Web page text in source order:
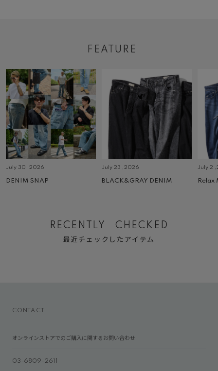
FEATURE
July 30 ,2026
DENIM SNAP
July 23 ,2026
BLACK&GRAY DENIM
July 2
Relax
RECENTLY CHECKED
最近チェックしたアイテム
CONTACT
オンラインストアでのご購入に関するお問い合わせ
03-6809-2611